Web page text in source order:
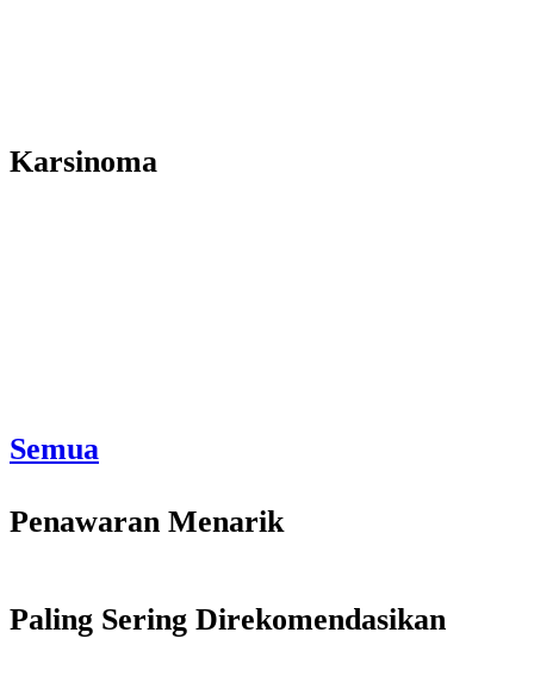
Karsinoma
Semua
Penawaran Menarik
Paling Sering Direkomendasikan